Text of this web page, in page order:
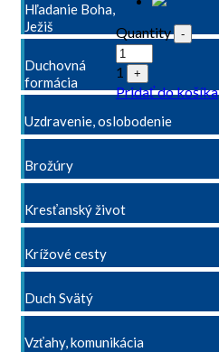
Quantity -
1 +
Pridať do košíka
Hľadanie Boha,
Ježiš
Duchovná
formácia
Uzdravenie, oslobodenie
Brožúry
Kresťanský život
Krížové cesty
Duch Svätý
Vzťahy, komunikácia